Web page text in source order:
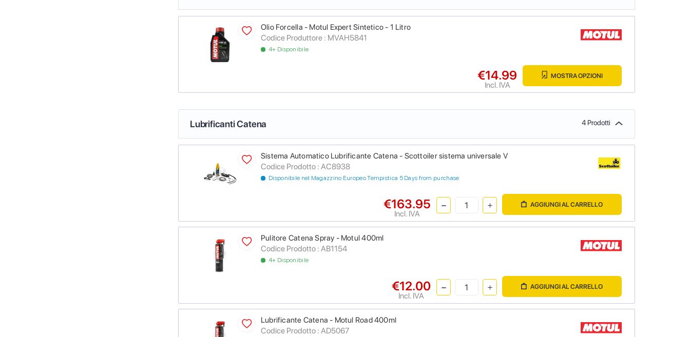
Olio Forcella - Motul Expert Sintetico - 1 Litro
Codice Produttore : MVAH5841
4+ Disponibile
€14.99
Incl. IVA
MOSTRA OPZIONI
Lubrificanti Catena 4 Prodotti
Sistema Automatico Lubrificante Catena - Scottoiler sistema universale V
Codice Prodotto : AC8938
Disponibile nel Magazzino Europeo Tempistica 5 Days from purchase
€163.95
Incl. IVA
AGGIUNGI AL CARRELLO
Pulitore Catena Spray - Motul 400ml
Codice Prodotto : AB1154
4+ Disponibile
€12.00
Incl. IVA
AGGIUNGI AL CARRELLO
Lubrificante Catena - Motul Road 400ml
Codice Prodotto : AD5067